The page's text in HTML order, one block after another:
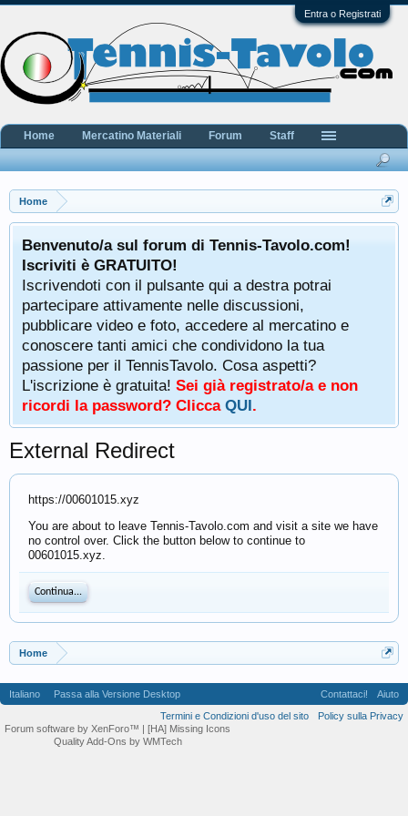
Entra o Registrati
Home
Benvenuto/a sul forum di Tennis-Tavolo.com!
Iscriviti è GRATUITO!
Iscrivendoti con il pulsante qui a destra potrai
partecipare attivamente nelle discussioni,
pubblicare video e foto, accedere al mercatino e
conoscere tanti amici che condividono la tua
passione per il TennisTavolo. Cosa aspetti?
L'iscrizione è gratuita! Sei già registrato/a e non
ricordi la password? Clicca QUI.
External Redirect
https://00601015.xyz
You are about to leave Tennis-Tavolo.com and visit a site we have
no control over. Click the button below to continue to
00601015.xyz.
Continua...
Home
Home Mercatino Materiali Forum Staff
Italiano Passa alla Versione Desktop Contattaci!
Aiuto
Termini e Condizioni d'uso del sito
Policy sulla Privacy
Forum software by XenForo™ | [HA] Missing Icons
Quality Add-Ons by WMTech